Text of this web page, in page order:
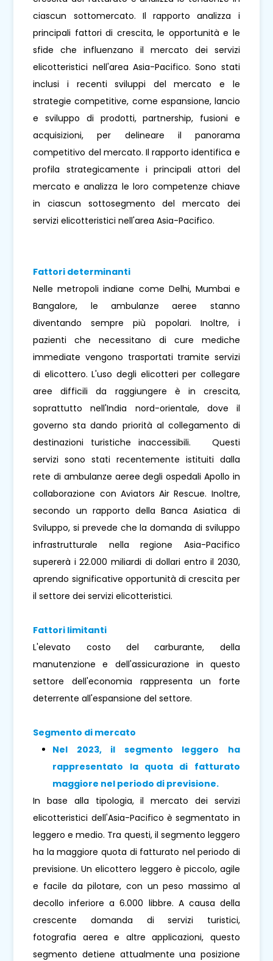
ciascun sottomercato. Il rapporto analizza i
principali fattori di crescita, le opportunità e le
sfide che influenzano il mercato dei servizi
elicotteristici nell'area Asia-Pacifico. Sono stati
inclusi i recenti sviluppi del mercato e le
strategie competitive, come espansione, lancio
e sviluppo di prodotti, partnership, fusioni e
acquisizioni, per delineare il panorama
competitivo del mercato. Il rapporto identifica e
profila strategicamente i principali attori del
mercato e analizza le loro competenze chiave
in ciascun sottosegmento del mercato dei
servizi elicotteristici nell'area Asia-Pacifico.
Fattori determinanti
Nelle metropoli indiane come Delhi, Mumbai e
Bangalore, le ambulanze aeree stanno
diventando sempre più popolari. Inoltre, i
pazienti che necessitano di cure mediche
immediate vengono trasportati tramite servizi
di elicottero. L'uso degli elicotteri per collegare
aree difficili da raggiungere è in crescita,
soprattutto nell'India nord-orientale, dove il
governo sta dando priorità al collegamento di
destinazioni turistiche inaccessibili. Questi
servizi sono stati recentemente istituiti dalla
rete di ambulanze aeree degli ospedali Apollo in
collaborazione con Aviators Air Rescue. Inoltre,
secondo un rapporto della Banca Asiatica di
Sviluppo, si prevede che la domanda di sviluppo
infrastrutturale nella regione Asia-Pacifico
supererà i 22.000 miliardi di dollari entro il 2030,
aprendo significative opportunità di crescita per
il settore dei servizi elicotteristici.
Fattori limitanti
L'elevato costo del carburante, della
manutenzione e dell'assicurazione in questo
settore dell'economia rappresenta un forte
deterrente all'espansione del settore.
Segmento di mercato
Nel 2023, il segmento leggero ha
rappresentato la quota di fatturato
maggiore nel periodo di previsione.
In base alla tipologia, il mercato dei servizi
elicotteristici dell'Asia-Pacifico è segmentato in
leggero e medio. Tra questi, il segmento leggero
ha la maggiore quota di fatturato nel periodo di
previsione. Un elicottero leggero è piccolo, agile
e facile da pilotare, con un peso massimo al
decollo inferiore a 6.000 libbre. A causa della
crescente domanda di servizi turistici,
fotografia aerea e altre applicazioni, questo
segmento detiene attualmente una posizione